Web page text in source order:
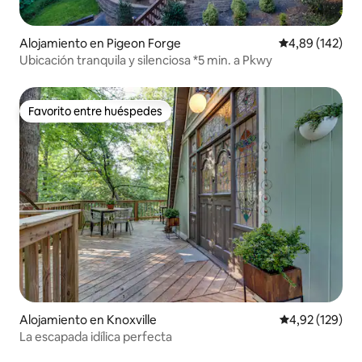
Alojamiento en Pigeon Forge Calificación
4,89 (142)
Ubicación tranquila y silenciosa *5 min. a Pkwy
Favorito entre huéspedes
Favorito entre huéspedes
Alojamiento en Knoxville Calificación
4,92 (129)
La escapada idílica perfecta